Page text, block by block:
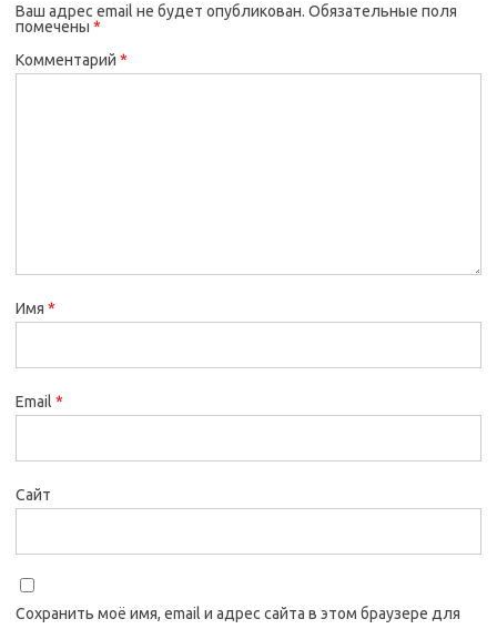
Ваш адрес email не будет опубликован. Обязательные поля
помечены *
Комментарий *
Имя *
Email *
Сайт
Сохранить моё имя, email и адрес сайта в этом браузере для